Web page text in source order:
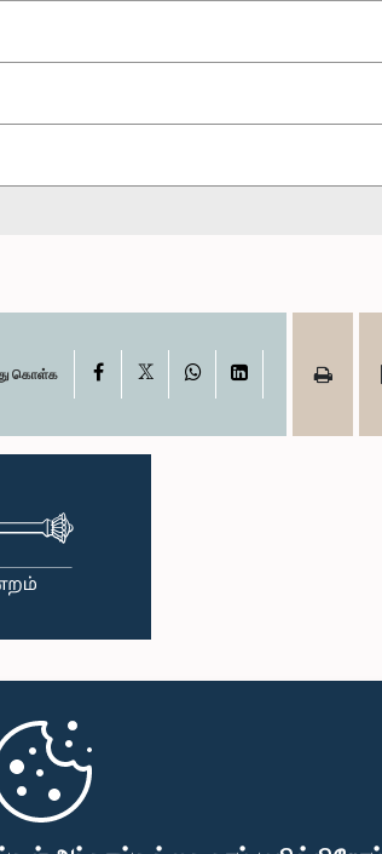
கொள்க Facebook WhatsAppLinkedIn